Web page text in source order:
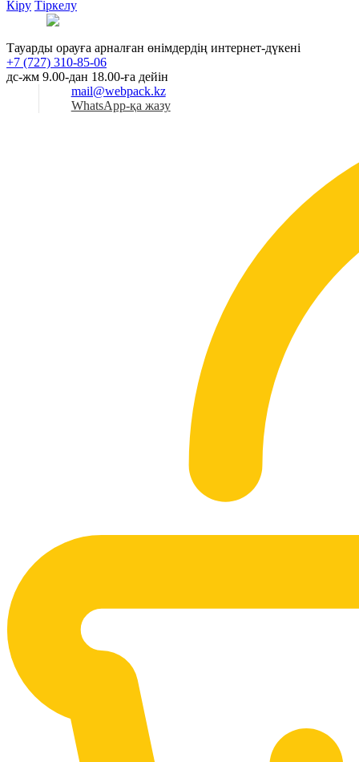
Кіру Тіркелу
Тауарды орауға арналған өнімдердің интернет-дүкені
+7 (727) 310-85-06
дс-жм 9.00-дан 18.00-ға дейін
mail@webpack.kz
WhatsApp-қа жазу